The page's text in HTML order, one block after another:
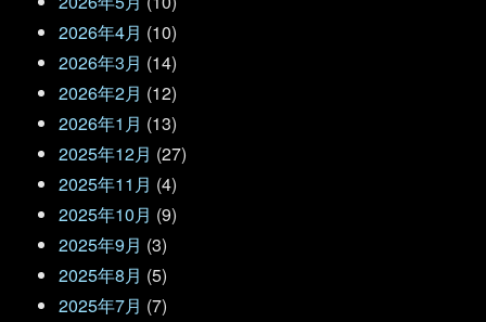
2026年4月 (10)
2026年3月 (14)
2026年2月 (12)
2026年1月 (13)
2025年12月 (27)
2025年11月 (4)
2025年10月 (9)
2025年9月 (3)
2025年8月 (5)
2025年7月 (7)